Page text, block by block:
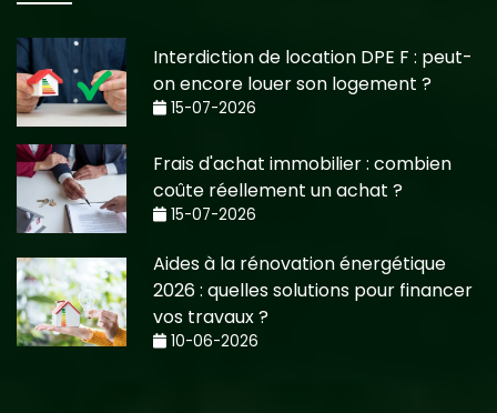
Interdiction de location DPE F : peut-
on encore louer son logement ?
15-07-2026
Frais d'achat immobilier : combien
coûte réellement un achat ?
15-07-2026
Aides à la rénovation énergétique
2026 : quelles solutions pour financer
vos travaux ?
10-06-2026